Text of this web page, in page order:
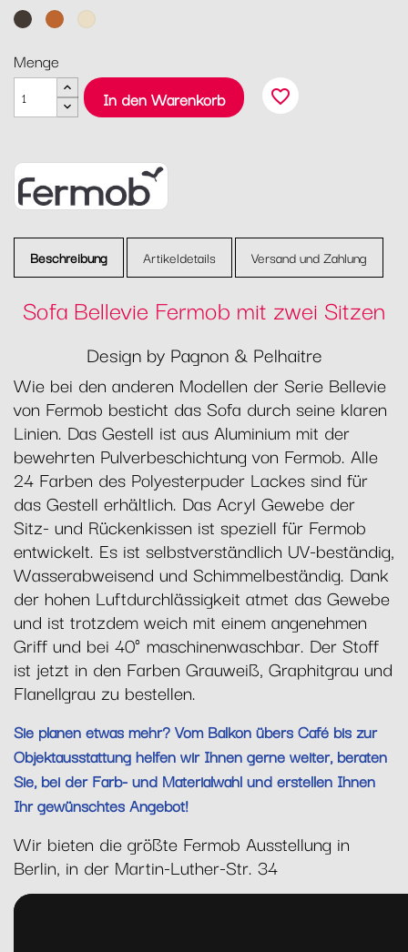
TonkaKandierte
Latte-
Menge
In den Warenkorb
favorite_border
Beschreibung Artikeldetails Versand und Zahlung
Sofa Bellevie Fermob mit zwei Sitzen
Design by Pagnon & Pelhaitre
Wie bei den anderen Modellen der Serie Bellevie
von Fermob besticht das Sofa durch seine klaren
Linien. Das Gestell ist aus Aluminium mit der
bewehrten Pulverbeschichtung von Fermob. Alle
24 Farben des Polyesterpuder Lackes sind für
das Gestell erhältlich. Das Acryl Gewebe der
Sitz- und Rückenkissen ist speziell für Fermob
entwickelt. Es ist selbstverständlich UV-beständig,
Wasserabweisend und Schimmelbeständig. Dank
der hohen Luftdurchlässigkeit atmet das Gewebe
und ist trotzdem weich mit einem angenehmen
Griff und bei 40° maschinenwaschbar. Der Stoff
ist jetzt in den Farben Grauweiß, Graphitgrau und
Flanellgrau zu bestellen.
Sie planen etwas mehr? Vom Balkon übers Café bis zur
Objektausstattung helfen wir Ihnen gerne weiter, beraten
Sie, bei der Farb- und Materialwahl und erstellen Ihnen
Ihr gewünschtes Angebot!
Wir bieten die größte Fermob Ausstellung in
Berlin, in der Martin-Luther-Str. 34